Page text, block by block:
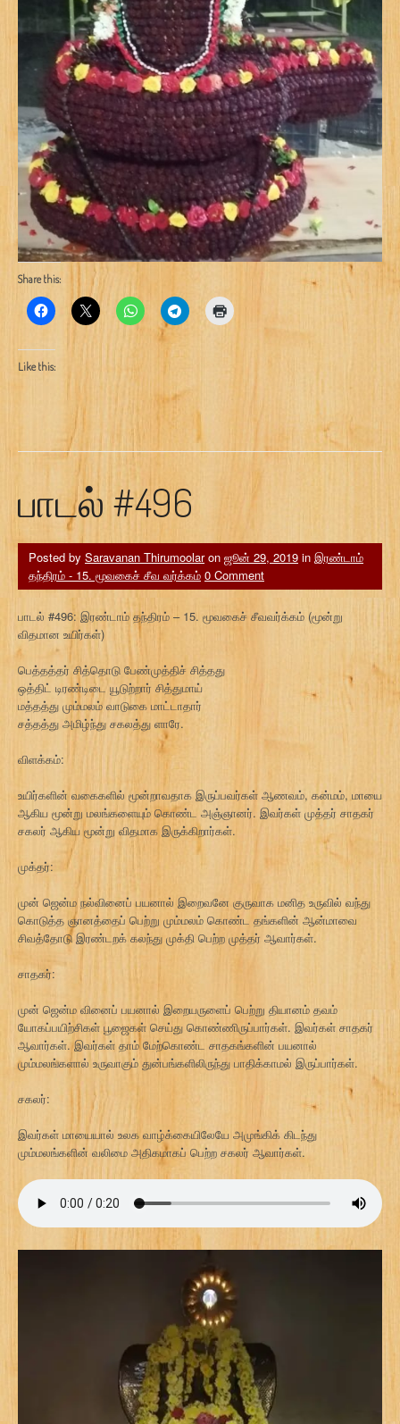
Share this:
Like this:
பாடல் #496
Posted by Saravanan Thirumoolaron ஜூன் 29, 2019 in இரண்டாம்
தந்திரம் - 15. மூவகைச் சீவ வர்க்கம் 0 Comment
பாடல் #496: இரண்டாம் தந்திரம் – 15. மூவகைச் சீவவர்க்கம் (மூன்று
விதமான உயிர்கள்)
பெத்தத்தர் சித்தொடு பேண்முத்திச் சித்தது
ஒத்திட் டிரண்டிடை யூடுற்றார் சித்துமாய்
மத்தத்து மும்மலம் வாடுகை மாட்டாதார்
சத்தத்து அமிழ்ந்து சகலத்து ளாரே.
விளக்கம்:
உயிர்களின் வகைகளில் மூன்றாவதாக இருப்பவர்கள் ஆணவம், கன்மம், மாயை
ஆகிய மூன்று மலங்களையும் கொண்ட அஞ்ஞானர். இவர்கள் முத்தர் சாதகர்
சகலர் ஆகிய மூன்று விதமாக இருக்கிறார்கள்.
முக்தர்:
முன் ஜென்ம நல்வினைப் பயனால் இறைவனே குருவாக மனித உருவில் வந்து
கொடுத்த ஞானத்தைப் பெற்று மும்மலம் கொண்ட தங்களின் ஆன்மாவை
சிவத்தோடு இரண்டறக் கலந்து முக்தி பெற்ற முத்தர் ஆவார்கள்.
சாதகர்:
முன் ஜென்ம வினைப் பயனால் இறையருளைப் பெற்று தியானம் தவம்
யோகப்பயிற்சிகள் பூஜைகள் செய்து கொண்ணிருப்பார்கள். இவர்கள் சாதகர்
ஆவார்கள். இவர்கள் தாம் மேற்கொண்ட சாதகங்களின் பயனால்
மும்மலங்களால் உருவாகும் துன்பங்களிலிருந்து பாதிக்காமல் இருப்பார்கள்.
சகலர்:
இவர்கள் மாயையால் உலக வாழ்க்கையிலேயே அமுங்கிக் கிடந்து
மும்மலங்களின் வலிமை அதிகமாகப் பெற்ற சகலர் ஆவார்கள்.